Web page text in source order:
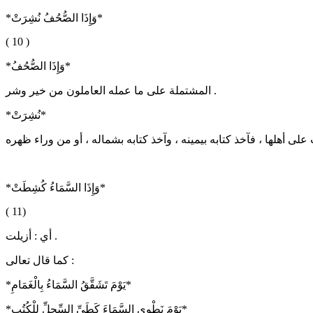
*وَإِذَا الصُّحُفُ نُشِرَتْ*
( 10 )
*وَإِذَا الصُّحُفُ*
المشتملة على ما عمله العاملون من خير وشر .
*نُشِرَتْ*
*وَإِذَا السَّمَاءُ كُشِطَتْ*
( 11)
أي : أزيلت .
كما قال تعالى :
*يَوْمَ تَشَقَّقُ السَّمَاءُ بِالْغَمَامِ*
*يَوْمَ نَطْوِي السَّمَاءَ كَطَيِّ السِّجِلِّ لِلْكُتُبِ*